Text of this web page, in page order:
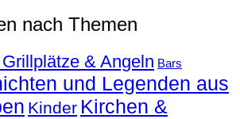
nach Themen
& Angeln Bars
und Legenden aus
Kinder Kirchen &